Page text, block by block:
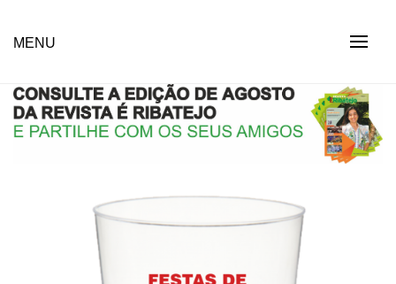
É RIBATEJO – REVISTA
SOCIAL ONLINE
MENU